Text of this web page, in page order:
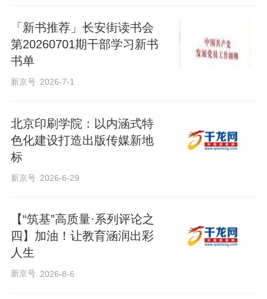
「新书推荐」长安街读书会
第20260701期干部学习新书
书单
新京号 2026-7-1
北京印刷学院：以内涵式特
色化建设打造出版传媒新地
标
新京号 2026-6-29
【“筑基”高质量·系列评论之
四】加油！让教育涵润出彩
人生
新京号 2026-8-6